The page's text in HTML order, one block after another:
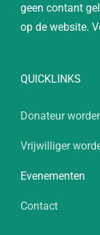
geen contant
op de website.
QUICKLINKS
Donateur
Vrijwilliger
Evenementen
Contact